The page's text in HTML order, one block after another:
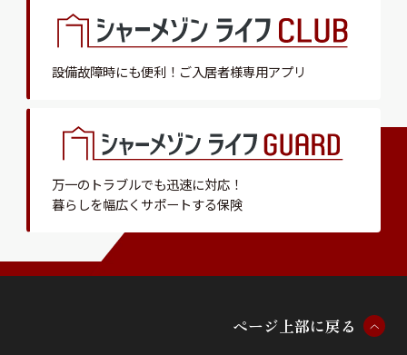
設備故障時にも便利！ ご入居者様専用アプリ
万一のトラブルでも迅速に対応！
暮らしを幅広くサポートする保険
ページ 上部に戻る